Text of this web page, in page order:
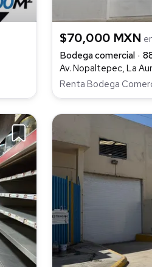
$70,000 MXN
Bodega comercial
Av. Nopaltepec, La
Renta Bodega